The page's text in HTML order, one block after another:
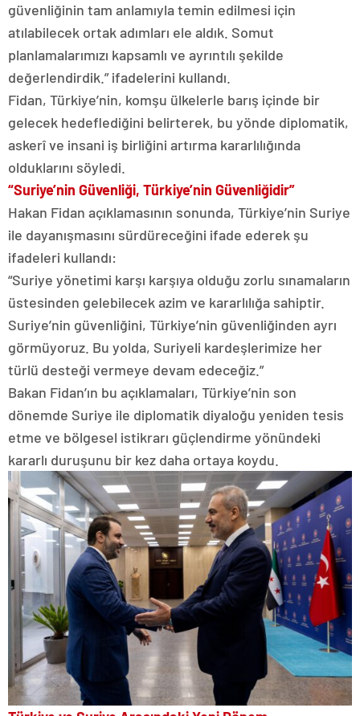
güvenliğinin tam anlamıyla temin edilmesi için
atılabilecek ortak adımları ele aldık. Somut
planlamalarımızı kapsamlı ve ayrıntılı şekilde
değerlendirdik.” ifadelerini kullandı.
Fidan, Türkiye’nin, komşu ülkelerle barış içinde bir
gelecek hedeflediğini belirterek, bu yönde diplomatik,
askerî ve insani iş birliğini artırma kararlılığında
olduklarını söyledi.
“Suriye’nin Güvenliği, Türkiye’nin Güvenliğidir”
Hakan Fidan açıklamasının sonunda, Türkiye’nin Suriye
ile dayanışmasını sürdüreceğini ifade ederek şu
ifadeleri kullandı:
“Suriye yönetimi karşı karşıya olduğu zorlu sınamaların
üstesinden gelebilecek azim ve kararlılığa sahiptir.
Suriye’nin güvenliğini, Türkiye’nin güvenliğinden ayrı
görmüyoruz. Bu yolda, Suriyeli kardeşlerimize her
türlü desteği vermeye devam edeceğiz.”
Bakan Fidan’ın bu açıklamaları, Türkiye’nin son
dönemde Suriye ile diplomatik diyaloğu yeniden tesis
etme ve bölgesel istikrarı güçlendirme yönündeki
kararlı duruşunu bir kez daha ortaya koydu.